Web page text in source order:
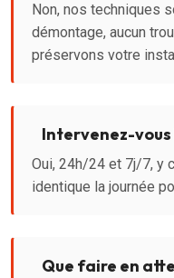
Non, nos techniques
démontage, aucun
préservons votre
Intervenez-vous
Oui, 24h/24 et 7j/7, y
identique la journée
Que faire en